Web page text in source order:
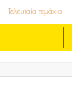
Τελευταία τεμάχια